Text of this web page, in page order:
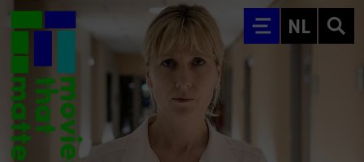
Ga naar hoofdinhoud
NL